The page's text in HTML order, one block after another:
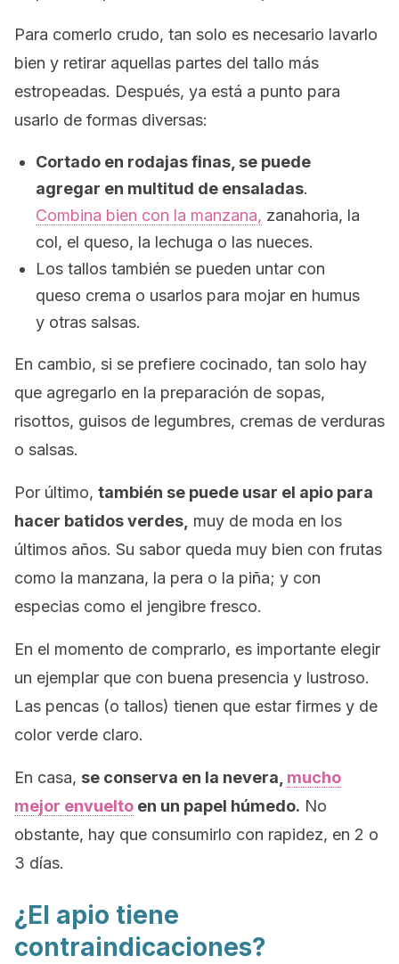
Para comerlo crudo, tan solo es necesario lavarlo
bien y retirar aquellas partes del tallo más
estropeadas. Después, ya está a punto para
usarlo de formas diversas:
Cortado en rodajas finas, se puede
agregar en multitud de ensaladas.
Combina bien con la manzana, zanahoria, la
col, el queso, la lechuga o las nueces.
Los tallos también se pueden untar con
queso crema o usarlos para mojar en humus
y otras salsas.
En cambio, si se prefiere cocinado, tan solo hay
que agregarlo en la preparación de sopas,
risottos, guisos de legumbres, cremas de verduras
o salsas.
Por último, también se puede usar el apio para
hacer batidos verdes, muy de moda en los
últimos años. Su sabor queda muy bien con frutas
como la manzana, la pera o la piña; y con
especias como el jengibre fresco.
En el momento de comprarlo, es importante elegir
un ejemplar que con buena presencia y lustroso.
Las pencas (o tallos) tienen que estar firmes y de
color verde claro.
En casa, se conserva en la nevera, mucho
mejor envuelto en un papel húmedo. No
obstante, hay que consumirlo con rapidez, en 2 o
3 días.
¿El apio tiene
contraindicaciones?